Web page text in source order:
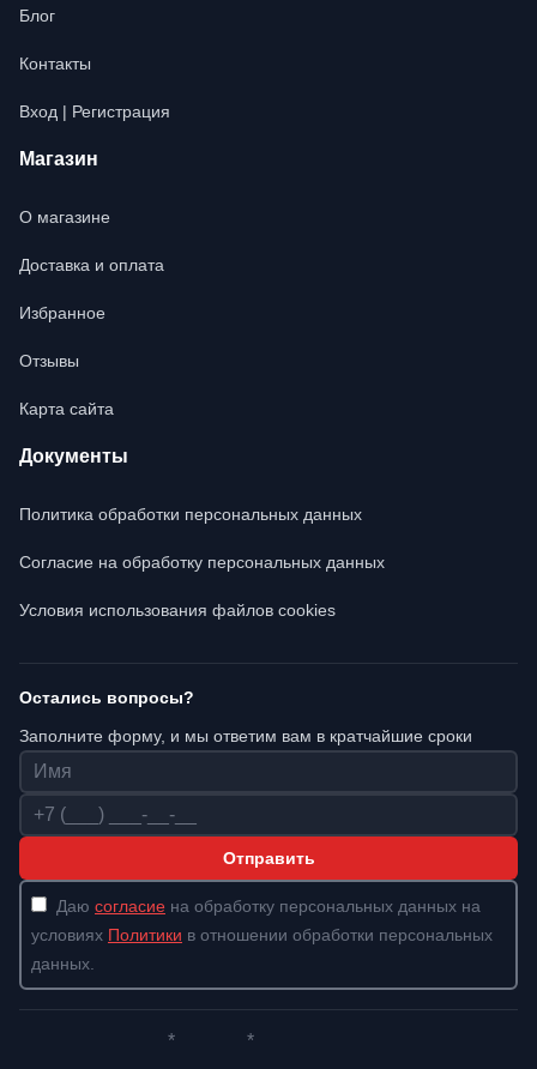
Блог
Контакты
Вход | Регистрация
Магазин
О магазине
Доставка и оплата
Избранное
Отзывы
Карта сайта
Документы
Политика обработки персональных данных
Согласие на обработку персональных данных
Условия использования файлов cookies
Остались вопросы?
Заполните форму, и мы ответим вам в кратчайшие сроки
Имя
Телефон
Отправить
Даю согласие на обработку персональных данных на
условиях Политики в отношении обработки персональных
данных.
* *